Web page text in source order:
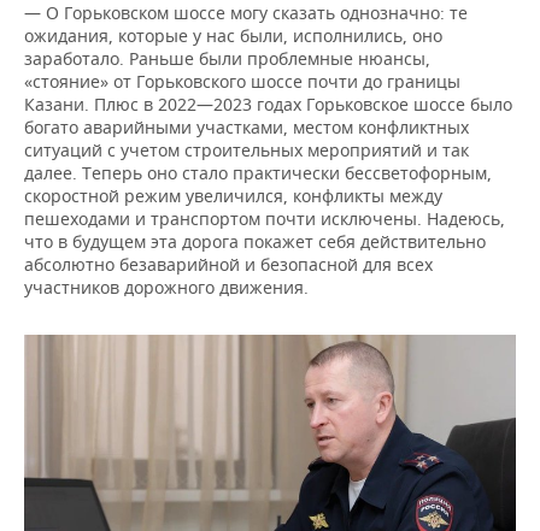
— О Горьковском шоссе могу сказать однозначно: те
ожидания, которые у нас были, исполнились, оно
заработало. Раньше были проблемные нюансы,
«стояние» от Горьковского шоссе почти до границы
Казани. Плюс в 2022—2023 годах Горьковское шоссе было
богато аварийными участками, местом конфликтных
ситуаций с учетом строительных мероприятий и так
далее. Теперь оно стало практически бессветофорным,
скоростной режим увеличился, конфликты между
пешеходами и транспортом почти исключены. Надеюсь,
что в будущем эта дорога покажет себя действительно
абсолютно безаварийной и безопасной для всех
участников дорожного движения.